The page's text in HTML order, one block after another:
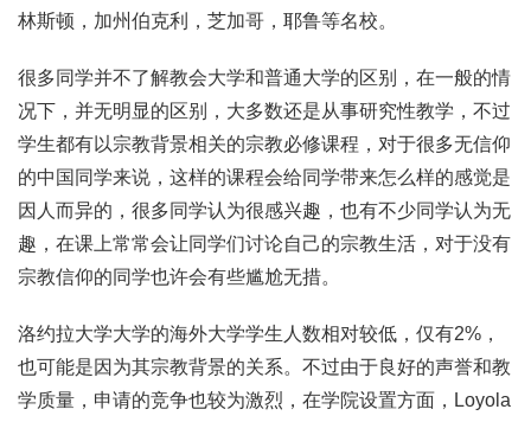
林斯顿，加州伯克利，芝加哥，耶鲁等名校。
很多同学并不了解教会大学和普通大学的区别，在一般的情
况下，并无明显的区别，大多数还是从事研究性教学，不过
学生都有以宗教背景相关的宗教必修课程，对于很多无信仰
的中国同学来说，这样的课程会给同学带来怎么样的感觉是
因人而异的，很多同学认为很感兴趣，也有不少同学认为无
趣，在课上常常会让同学们讨论自己的宗教生活，对于没有
宗教信仰的同学也许会有些尴尬无措。
洛约拉大学大学的海外大学学生人数相对较低，仅有2%，
也可能是因为其宗教背景的关系。不过由于良好的声誉和教
学质量，申请的竞争也较为激烈，在学院设置方面，Loyola